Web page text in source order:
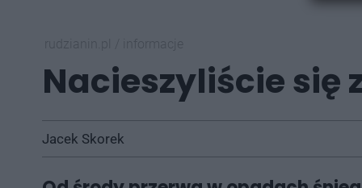
Nacieszyliście się
Jacek Skorek